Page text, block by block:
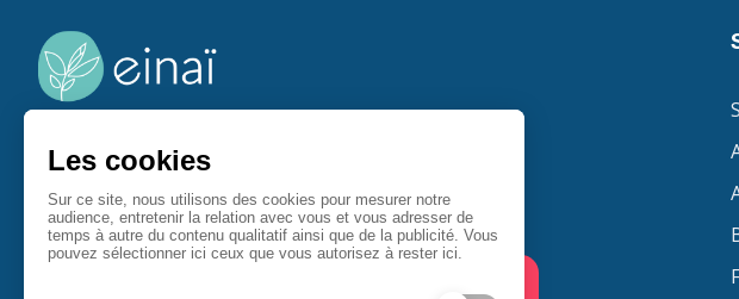
Einaï accompagne les entreprises à se démarquer en
offrant une experience collaborateur unique source
d'épanouissement au service de la performance.